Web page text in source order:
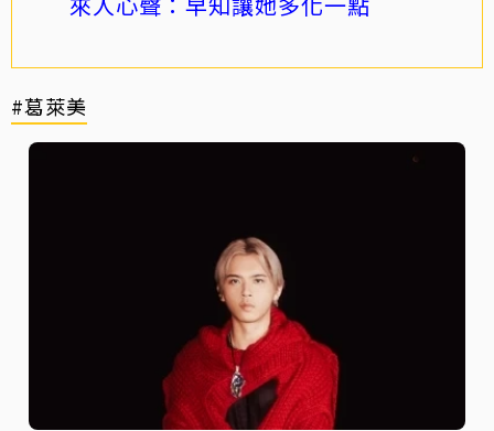
#葛萊美